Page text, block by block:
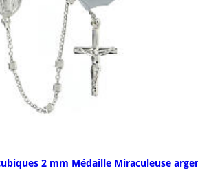
2 mm Médaille Miraculeuse